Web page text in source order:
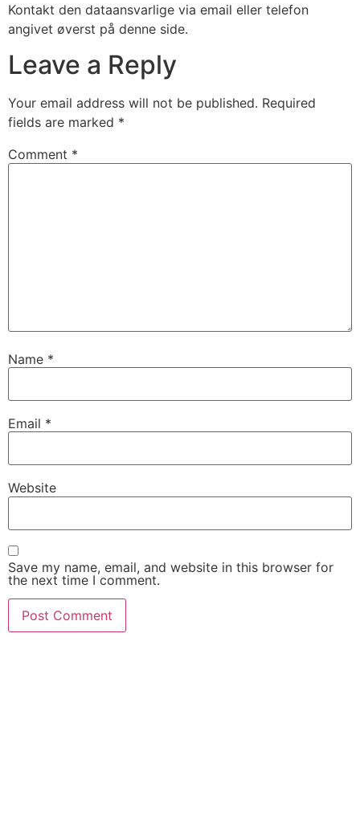
Kontakt den dataansvarlige via email eller telefon
angivet øverst på denne side.
Leave a Reply
Your email address will not be published. Required
fields are marked *
Comment *
Name *
Email *
Website
Save my name, email, and website in this browser for
the next time I comment.